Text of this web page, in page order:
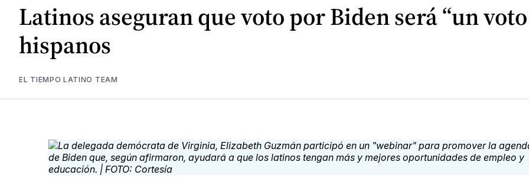
Latinos aseguran que voto por Biden será “un
hispanos
EL TIEMPO LATINO TEAM